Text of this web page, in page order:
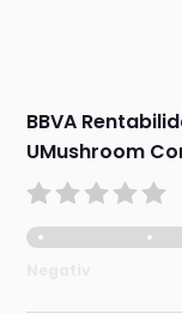
BBVA
UMushroom